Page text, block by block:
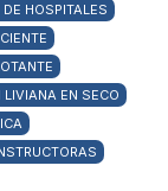
HOSPITALES
LIVIANA EN SECO